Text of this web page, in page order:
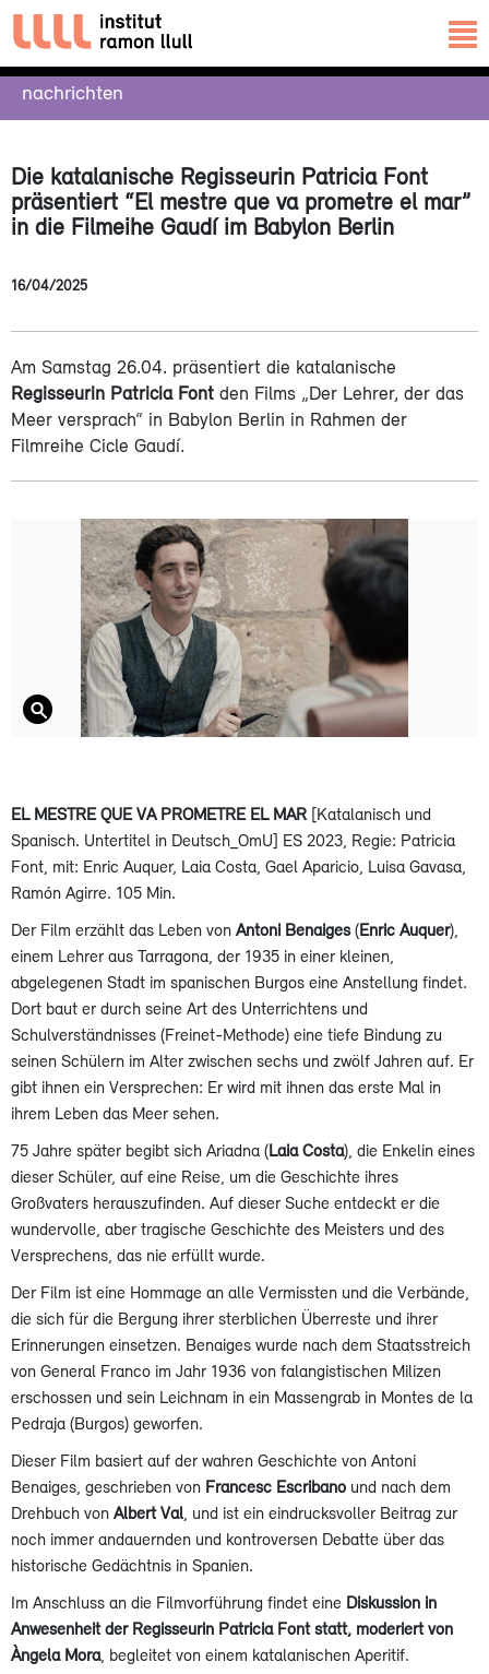
nachrichten
Die katalanische Regisseurin Patricia Font
präsentiert “El mestre que va prometre el mar”
in die Filmeihe Gaudí im Babylon Berlin
16/04/2025
Am Samstag 26.04. präsentiert die katalanische
Regisseurin Patricia Font den Films „Der Lehrer, der das
Meer versprach“ in Babylon Berlin in Rahmen der
Filmreihe Cicle Gaudí.
EL MESTRE QUE VA PROMETRE EL MAR [Katalanisch und
Spanisch. Untertitel in Deutsch_OmU] ES 2023, Regie: Patricia
Font, mit: Enric Auquer, Laia Costa, Gael Aparicio, Luisa Gavasa,
Ramón Agirre. 105 Min.
Der Film erzählt das Leben von Antoni Benaiges(Enric Auquer),
einem Lehrer aus Tarragona, der 1935 in einer kleinen,
abgelegenen Stadt im spanischen Burgos eine Anstellung findet.
Dort baut er durch seine Art des Unterrichtens und
Schulverständnisses (Freinet-Methode) eine tiefe Bindung zu
seinen Schülern im Alter zwischen sechs und zwölf Jahren auf. Er
gibt ihnen ein Versprechen: Er wird mit ihnen das erste Mal in
ihrem Leben das Meer sehen.
75 Jahre später begibt sich Ariadna (Laia Costa), die Enkelin eines
dieser Schüler, auf eine Reise, um die Geschichte ihres
Großvaters herauszufinden. Auf dieser Suche entdeckt er die
wundervolle, aber tragische Geschichte des Meisters und des
Versprechens, das nie erfüllt wurde.
Der Film ist eine Hommage an alle Vermissten und die Verbände,
die sich für die Bergung ihrer sterblichen Überreste und ihrer
Erinnerungen einsetzen. Benaiges wurde nach dem Staatsstreich
von General Franco im Jahr 1936 von falangistischen Milizen
erschossen und sein Leichnam in ein Massengrab in Montes de la
Pedraja (Burgos) geworfen.
Dieser Film basiert auf der wahren Geschichte von Antoni
Benaiges, geschrieben von Francesc Escribano und nach dem
Drehbuch von Albert Val , und ist ein eindrucksvoller Beitrag zur
noch immer andauernden und kontroversen Debatte über das
historische Gedächtnis in Spanien.
Im Anschluss an die Filmvorführung findet eine Diskussion in
Anwesenheit der Regisseurin Patricia Font statt, moderiert von
Àngela Mora, begleitet von einem katalanischen Aperitif.